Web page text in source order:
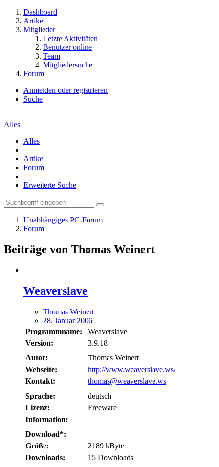
Dashboard
Artikel
Mitglieder
Letzte Aktivitäten
Benutzer online
Team
Mitgliedersuche
Forum
Anmelden oder registrieren
Suche
Alles
Alles
Artikel
Forum
Erweiterte Suche
Unabhängiges PC-Forum
Forum
Beiträge von Thomas Weinert
Weaverslave
Thomas Weinert
28. Januar 2006
Programmname:
Weaverslave
Version:
3.9.18
Autor:
Thomas Weinert
Webseite:
http://www.weaverslave.ws/
Kontakt:
thomas@weaverslave.ws
Sprache:
deutsch
Lizenz:
Freeware
Information:
Download*:
Größe:
2189 kByte
Downloads:
15 Downloads